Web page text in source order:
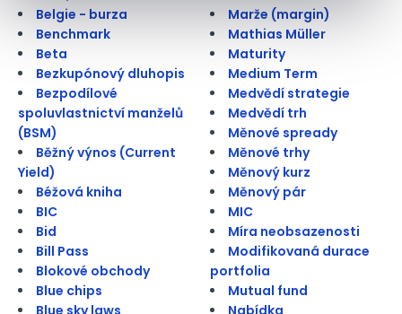
Belgie - burza
Benchmark
Beta
Bezkupónový dluhopis
Bezpodílové
spoluvlastnictví manželů
(BSM)
Běžný výnos (Current
Yield)
Béžová kniha
BIC
Bid
Bill Pass
Blokové obchody
Blue chips
Blue sky laws
Marže (margin)
Mathias Müller
Maturity
Medium Term
Medvědí strategie
Medvědí trh
Měnové spready
Měnové trhy
Měnový kurz
Měnový pár
MIC
Míra neobsazenosti
Modifikovaná durace
portfolia
Mutual fund
Nabídka